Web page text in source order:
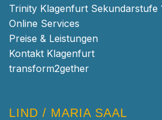
Trinity Klagenfurt Sekundarstufe
Online Services
Preise & Leistungen
Kontakt Klagenfurt
transform2gether
LIND / MARIA SAAL